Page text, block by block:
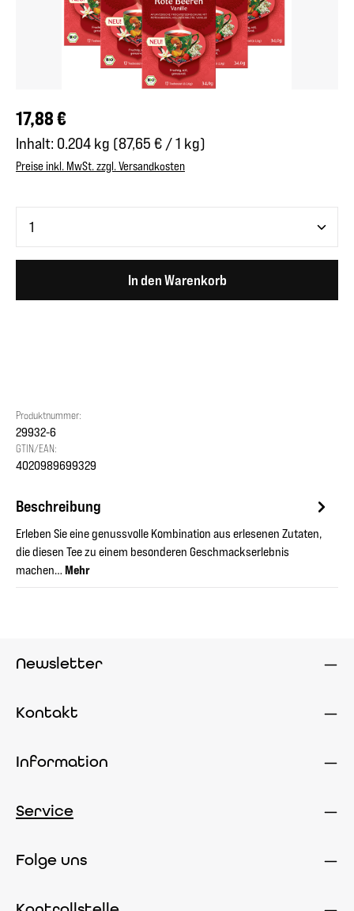
Regulärer Preis:
17,88 €
Inhalt: 0.204 kg (87,65 € / 1 kg)
Preise inkl. MwSt. zzgl. Versandkosten
In den Warenkorb
Produktnummer:
29932-6
GTIN/EAN:
4020989699329
Beschreibung
Erleben Sie eine genussvolle Kombination aus erlesenen Zutaten,
die diesen Tee zu einem besonderen Geschmackserlebnis
machen… Mehr
Newsletter
Kontakt
Information
Service
Folge uns